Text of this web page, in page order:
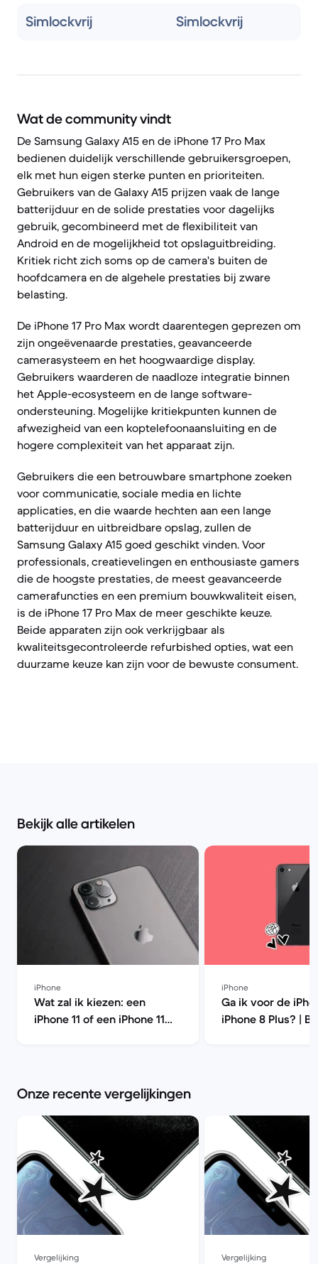
Simlockvrij Simlockvrij
Wat de community vindt
De Samsung Galaxy A15 en de iPhone 17 Pro Max
bedienen duidelijk verschillende gebruikersgroepen,
elk met hun eigen sterke punten en prioriteiten.
Gebruikers van de Galaxy A15 prijzen vaak de lange
batterijduur en de solide prestaties voor dagelijks
gebruik, gecombineerd met de flexibiliteit van
Android en de mogelijkheid tot opslaguitbreiding.
Kritiek richt zich soms op de camera's buiten de
hoofdcamera en de algehele prestaties bij zware
belasting.
De iPhone 17 Pro Max wordt daarentegen geprezen om
zijn ongeëvenaarde prestaties, geavanceerde
camerasysteem en het hoogwaardige display.
Gebruikers waarderen de naadloze integratie binnen
het Apple-ecosysteem en de lange software-
ondersteuning. Mogelijke kritiekpunten kunnen de
afwezigheid van een koptelefoonaansluiting en de
hogere complexiteit van het apparaat zijn.
Gebruikers die een betrouwbare smartphone zoeken
voor communicatie, sociale media en lichte
applicaties, en die waarde hechten aan een lange
batterijduur en uitbreidbare opslag, zullen de
Samsung Galaxy A15 goed geschikt vinden. Voor
professionals, creatievelingen en enthousiaste gamers
die de hoogste prestaties, de meest geavanceerde
camerafuncties en een premium bouwkwaliteit eisen,
is de iPhone 17 Pro Max de meer geschikte keuze.
Beide apparaten zijn ook verkrijgbaar als
kwaliteitsgecontroleerde refurbished opties, wat een
duurzame keuze kan zijn voor de bewuste consument.
Bekijk alle artikelen
iPhone
Wat zal ik kiezen: een
iPhone 11 of een iPhone 11
iPhone
Ga ik voor de
iPhone 8 Plus? |
Onze recente vergelijkingen
Vergelijking Vergelijking